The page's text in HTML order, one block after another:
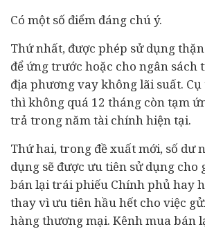
Có một số điểm đáng chú ý.
Thứ nhất, được phép sử dụng
để ứng trước hoặc cho ngân sách
địa phương vay không lãi suất.
thì không quá 12 tháng còn tạm
trả trong năm tài chính hiện tại.
Thứ hai, trong đề xuất mới, số dư
dụng sẽ được ưu tiên sử dụng cho
bán lại trái phiếu Chính phủ hay
thay vì ưu tiên hầu hết cho việc
hàng thương mại. Kênh mua bán